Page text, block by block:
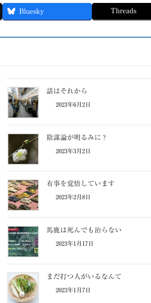
Bluesky Threads
話はそれから
2023年6月2日
陰謀論が明るみに？
2023年3月2日
有事を覚悟しています
2023年2月8日
馬鹿は死んでも治らない
2023年1月17日
まだ打つ人がいるなんて
2023年1月7日